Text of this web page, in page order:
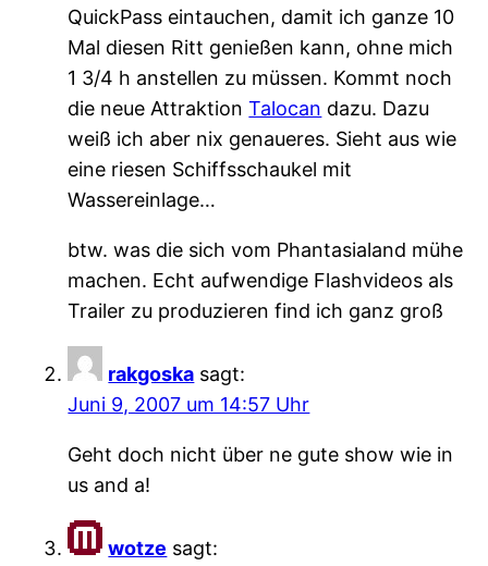
QuickPass eintauchen, damit ich ganze 10
Mal diesen Ritt genießen kann, ohne mich
1 3/4 h anstellen zu müssen. Kommt noch
die neue AttraktionTalocan dazu. Dazu
weiß ich aber nix genaueres. Sieht aus wie
eine riesen Schiffsschaukel mit
Wassereinlage…
btw. was die sich vom Phantasialand mühe
machen. Echt aufwendige Flashvideos als
Trailer zu produzieren find ich ganz groß
rakgoska sagt:
Juni 9, 2007 um 14:57 Uhr
Geht doch nicht über ne gute show wie in
us and a!
wotze sagt: